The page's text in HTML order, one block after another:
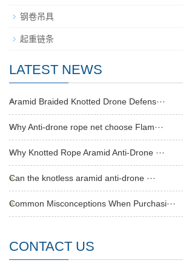
钢卷吊具
起重链条
LATEST NEWS
Aramid Braided Knotted Drone Defens···
Why Anti-drone rope net choose Flam···
Why Knotted Rope Aramid Anti-Drone ···
Can the knotless aramid anti-drone ···
Common Misconceptions When Purchasi···
CONTACT US